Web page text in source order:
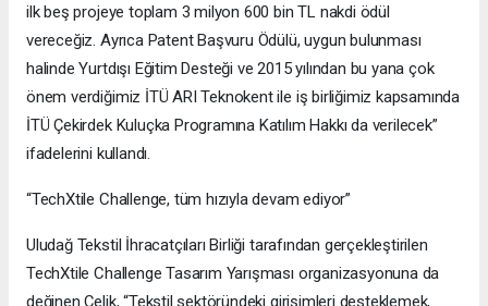
ilk beş projeye toplam 3 milyon 600 bin TL nakdi ödül
vereceğiz. Ayrıca Patent Başvuru Ödülü, uygun bulunması
halinde Yurtdışı Eğitim Desteği ve 2015 yılından bu yana çok
önem verdiğimiz İTÜ ARI Teknokent ile iş birliğimiz kapsamında
İTÜ Çekirdek Kuluçka Programına Katılım Hakkı da verilecek”
ifadelerini kullandı.
“TechXtile Challenge, tüm hızıyla devam ediyor”
Uludağ Tekstil İhracatçıları Birliği tarafından gerçekleştirilen
TechXtile Challenge Tasarım Yarışması organizasyonuna da
değinen Çelik, “Tekstil sektöründeki girişimleri desteklemek,